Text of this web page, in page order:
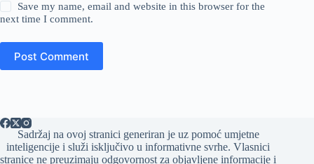
Save my name, email and website in this browser for the
next time I comment.
Post Comment
Sadržaj na ovoj stranici generiran je uz pomoć umjetne
inteligencije i služi isključivo u informativne svrhe. Vlasnici
stranice ne preuzimaju odgovornost za objavljene informacije i